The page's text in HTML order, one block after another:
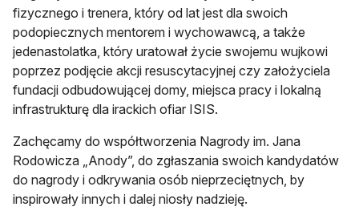
fizycznego i trenera, który od lat jest dla swoich
podopiecznych mentorem i wychowawcą, a także
jedenastolatka, który uratował życie swojemu wujkowi
poprzez podjęcie akcji resuscytacyjnej czy założyciela
fundacji odbudowującej domy, miejsca pracy i lokalną
infrastrukturę dla irackich ofiar ISIS.
Zachęcamy do współtworzenia Nagrody im. Jana
Rodowicza „Anody”, do zgłaszania swoich kandydatów
do nagrody i odkrywania osób nieprzeciętnych, by
inspirowały innych i dalej niosły nadzieję.